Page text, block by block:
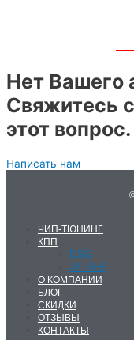
Нет Вашего
Свяжитесь
этот вопрос.
Написать нам
ЧИП-ТЮНИНГ
КПП
DSG
ZF 8HP
О КОМПАНИИ
БЛОГ
СКИДКИ
ОТЗЫВЫ
КОНТАКТЫ